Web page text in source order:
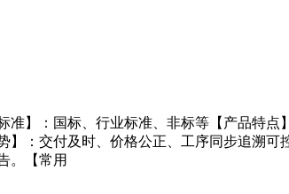
准】：国标、行业标准、非标等【产品特
：交付及时、价格公正、工序同步追溯
。【常用